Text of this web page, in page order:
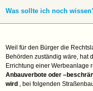
Was sollte ich noch
Weil für den Bürger die
Behörden zuständig wäre, hat
Errichtung einer Werbeanlage
Anbauverbote oder
wird , bei folgenden